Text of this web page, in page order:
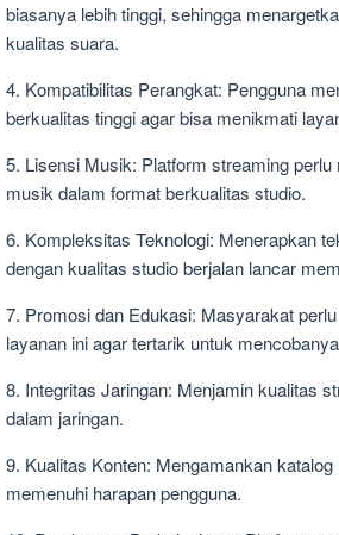
biasanya lebih tinggi, sehingga
kualitas suara.
4. Kompatibilitas Perangkat: Pengguna
berkualitas tinggi agar bisa menikmati
5. Lisensi Musik: Platform streaming
musik dalam format berkualitas studio.
6. Kompleksitas Teknologi: Menerapkan
dengan kualitas studio berjalan lancar
7. Promosi dan Edukasi: Masyarakat
layanan ini agar tertarik untuk
8. Integritas Jaringan: Menjamin kualitas
dalam jaringan.
9. Kualitas Konten: Mengamankan
memenuhi harapan pengguna.